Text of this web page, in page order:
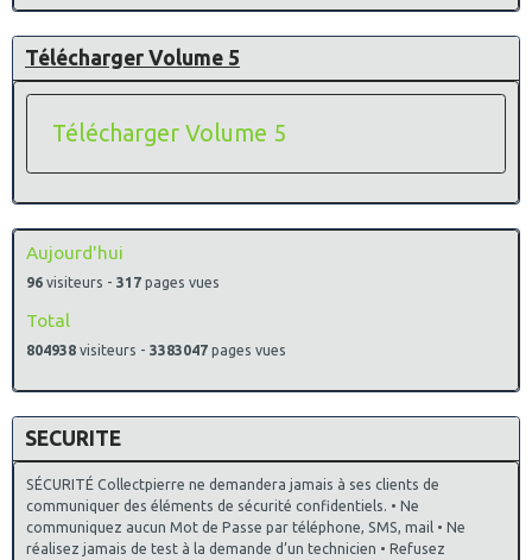
Télécharger Volume 5
Télécharger Volume 5
Aujourd'hui
96 visiteurs - 317 pages vues
Total
804938 visiteurs - 3383047 pages vues
SECURITE
SÉCURITÉ Collectpierre ne demandera jamais à ses clients de
communiquer des éléments de sécurité confidentiels. • Ne
communiquez aucun Mot de Passe par téléphone, SMS, mail • Ne
réalisez jamais de test à la demande d’un technicien • Refusez